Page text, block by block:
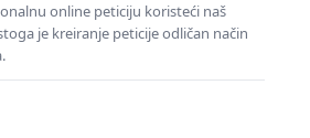
online peticiju koristeći naš
je kreiranje peticije odličan način